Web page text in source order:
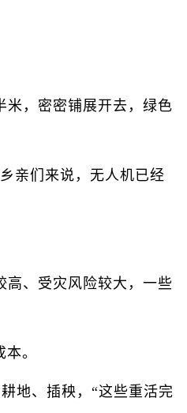
，密密铺展开去，绿色
亲们来说，无人机已经
、受灾风险较大，一些
。
地、插秧，“这些重活完